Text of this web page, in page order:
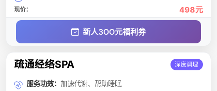
现价： 498元
新人3OO元福利券
疏通经络SPA 深度调理
服务功效： 加速代谢、帮助睡眠